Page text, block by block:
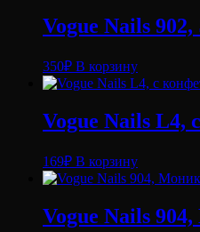
Vogue Nails
350₽ В корзину
Vogue Nails L4,
169₽ В корзину
Vogue Nails